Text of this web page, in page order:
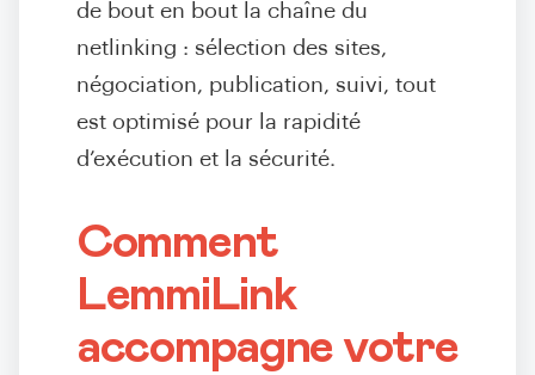
de bout en bout la chaîne du
netlinking : sélection des sites,
négociation, publication, suivi, tout
est optimisé pour la rapidité
d’exécution et la sécurité.
Comment
LemmiLink
accompagne votre